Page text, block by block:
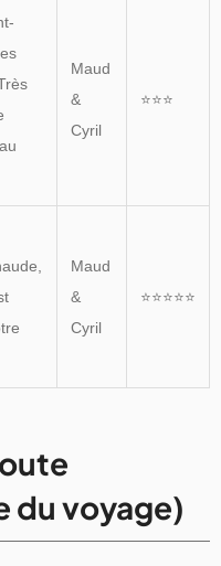
Maud
&
Cyril
⭐⭐⭐
Maud
&
Cyril
⭐⭐⭐⭐⭐
du voyage)